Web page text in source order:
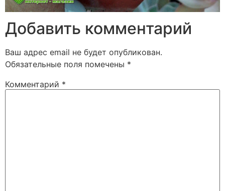
Добавить комментарий
Ваш адрес email не будет опубликован.
Обязательные поля помечены *
Комментарий *